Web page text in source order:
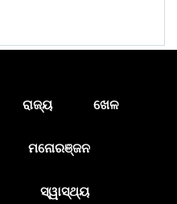
ରାଜ୍ୟ ଖେଳ
ମନୋରଞ୍ଜନ
ସ୍ୱାସ୍ଥ୍ୟ